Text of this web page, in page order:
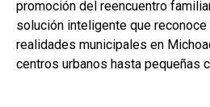
promoción del reencuentro
solución inteligente que
realidades municipales en
centros urbanos hasta pequeñas